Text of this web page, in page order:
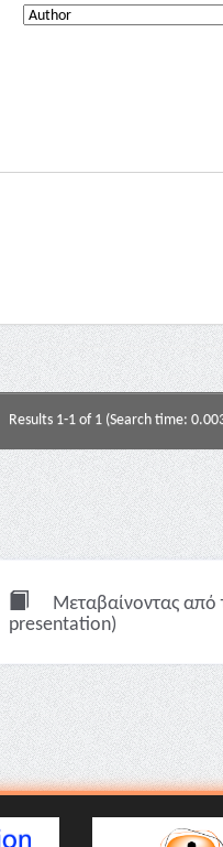
Results 1-1 of 1 (Search time:
Μεταβαίνοντας από
presentation)